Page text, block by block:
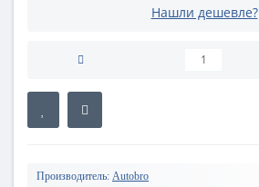
Нашли дешевле?
Производитель: Autobro